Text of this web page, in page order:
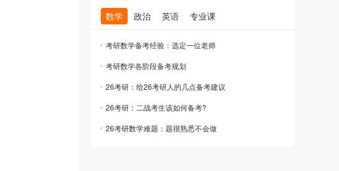
数学 政治 英语 专业课
考研数学备考经验：选定一位老师
考研数学各阶段备考规划
26考研：给26考研人的几点备考建议
26考研：二战考生该如何备考?
26考研数学难题：题很熟悉不会做